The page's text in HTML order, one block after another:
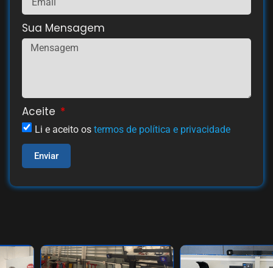
Sua Mensagem
Aceite
Li e aceito os termos de política e privacidade
Enviar